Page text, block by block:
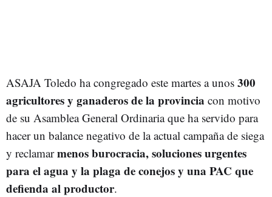
ASAJA Toledo ha congregado este martes a unos 300
agricultores y ganaderos de la provincia con motivo
de su Asamblea General Ordinaria que ha servido para
hacer un balance negativo de la actual campaña de siega
y reclamarmenos burocracia, soluciones urgentes
para el agua y la plaga de conejos y una PAC que
defienda al productor.